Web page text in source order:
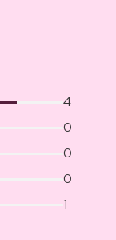
4
0
0
0
1